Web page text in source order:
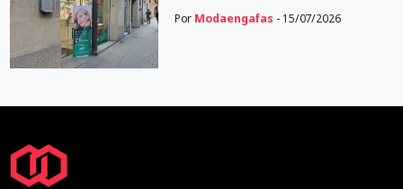
Por Modaengafas - 15/07/2026